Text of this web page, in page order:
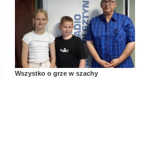
Wszystko o grze w szachy